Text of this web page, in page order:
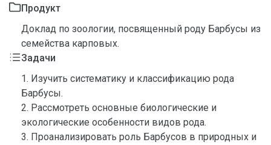
Продукт
Доклад по зоологии, посвященный роду Барбусы из
семейства карповых.
Задачи
1. Изучить систематику и классификацию рода
Барбусы.
2. Рассмотреть основные биологические и
экологические особенности видов рода.
3. Проанализировать роль Барбусов в природных и